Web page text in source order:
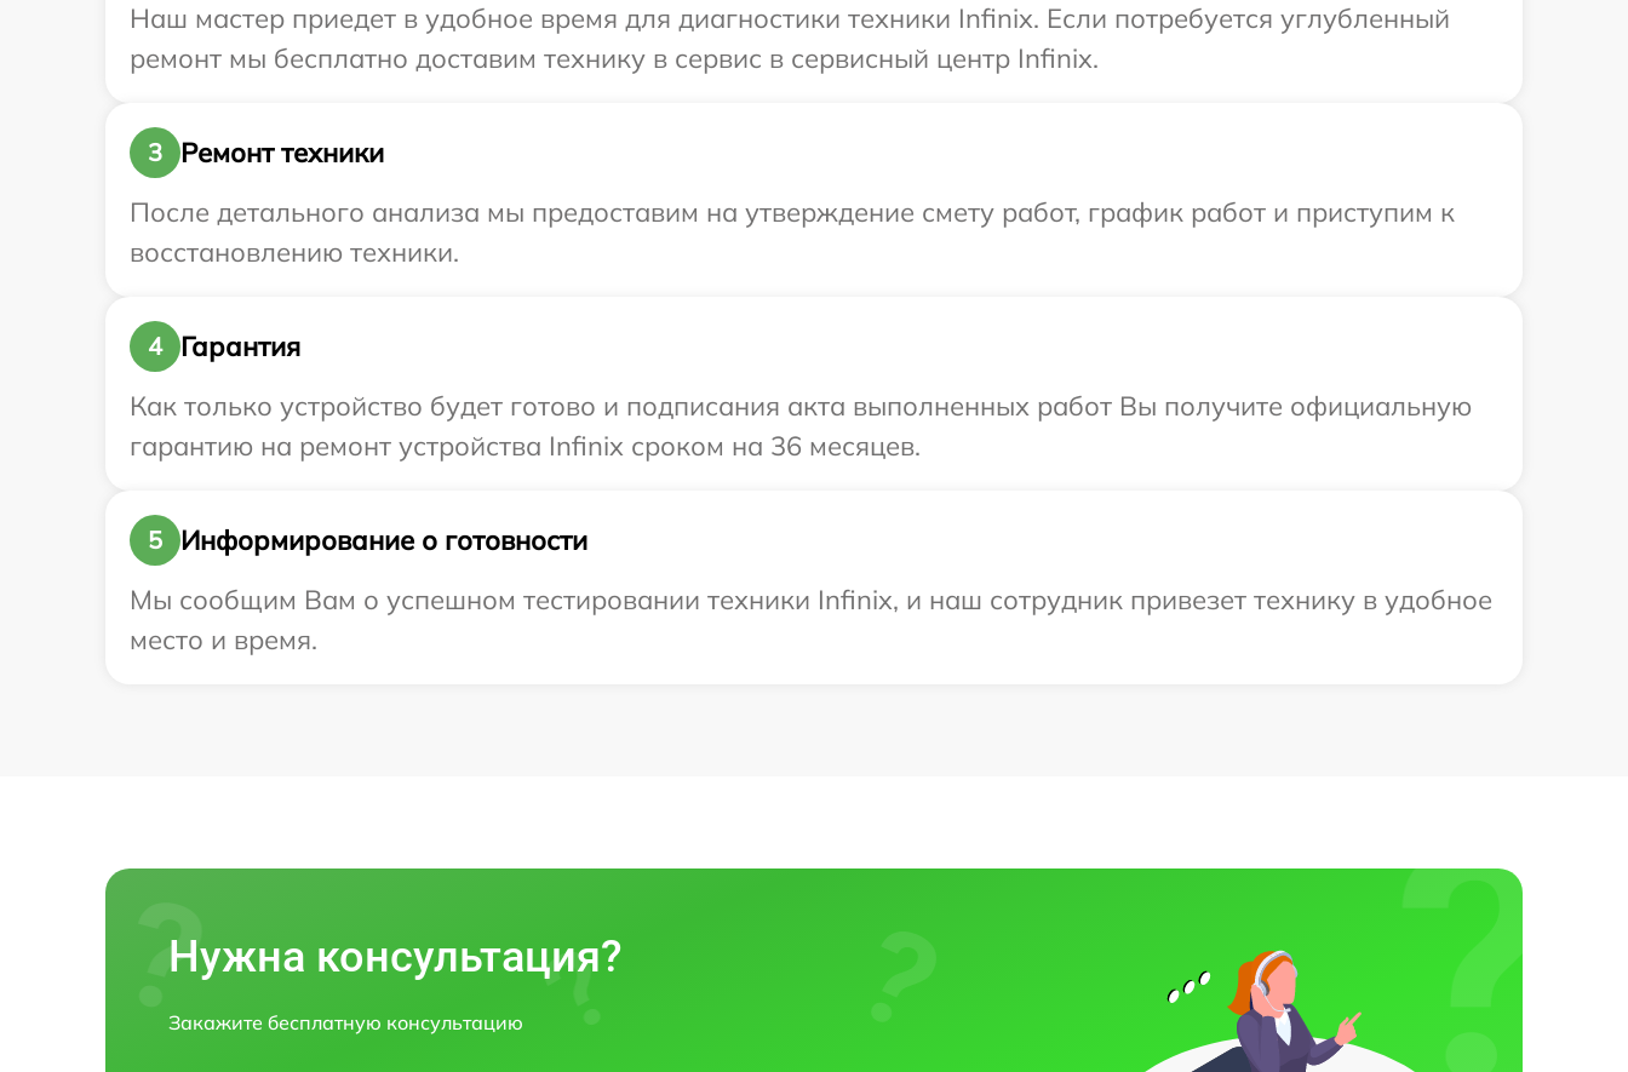
Наш мастер приедет в удобное время для диагностики техники Infinix. Если потребуется углубленный
ремонт мы бесплатно доставим технику в сервис в сервисный центр Infinix.
3
Ремонт техники
После детального анализа мы предоставим на утверждение смету работ, график работ и приступим к
восстановлению техники.
4
Гарантия
Как только устройство будет готово и подписания акта выполненных работ Вы получите официальную
гарантию на ремонт устройства Infinix сроком на 36 месяцев.
5
Информирование о готовности
Мы сообщим Вам о успешном тестировании техники Infinix, и наш сотрудник привезет технику в удобное
место и время.
Нужна консультация?
Закажите бесплатную консультацию